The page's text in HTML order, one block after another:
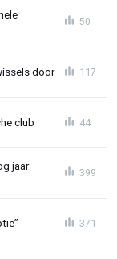
50
door 117
club 44
jaar
399
371